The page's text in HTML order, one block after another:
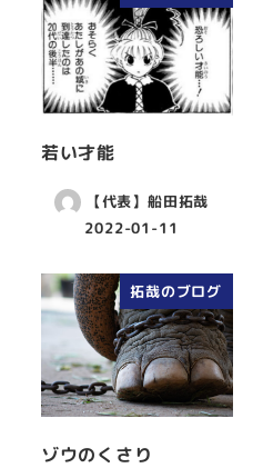
若い才能
【代表】船田拓哉
2022-01-11
拓哉のブログ
ゾウのくさり